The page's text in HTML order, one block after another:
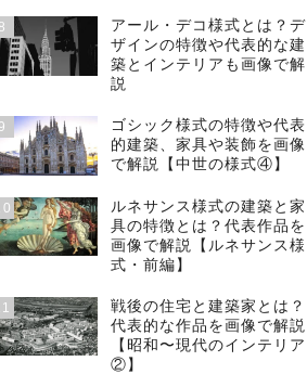
8
アール・デコ様式とは？デ
ザインの特徴や代表的な建
築とインテリアも画像で解
説
9
ゴシック様式の特徴や代表
的建築、家具や装飾を画像
で解説【中世の様式④】
ルネサンス様式の建築と家
具の特徴とは？代表作品を
画像で解説【ルネサンス様
式・前編】
戦後の住宅と建築家とは？
代表的な作品を画像で解説
【昭和〜現代のインテリア
②】